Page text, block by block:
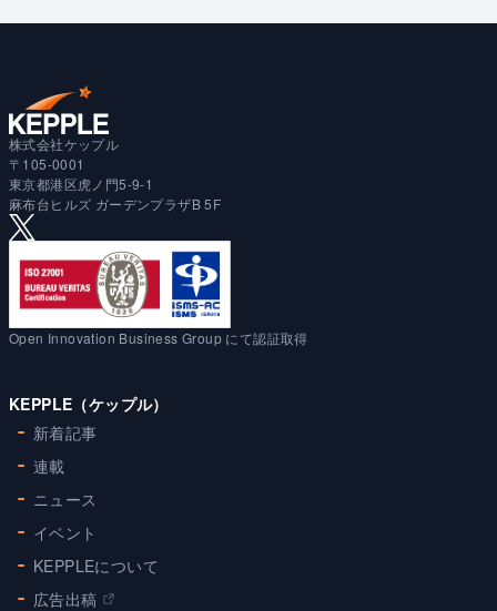
株式会社ケップル
〒105-0001
東京都港区虎ノ門5-9-1
麻布台ヒルズ ガーデンプラザB 5F
Open Innovation Business Group にて認証取得
KEPPLE（ケップル）
新着記事
連載
ニュース
イベント
KEPPLEについて
広告出稿